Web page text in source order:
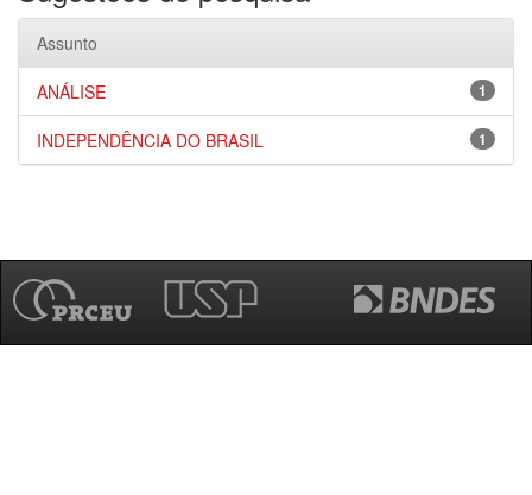
Assunto
1
ANÁLISE
1
INDEPENDÊNCIA DO BRASIL